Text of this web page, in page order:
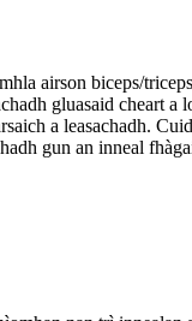
airson biceps/
gluasaid cheart
a leasachadh.
gun an inneal